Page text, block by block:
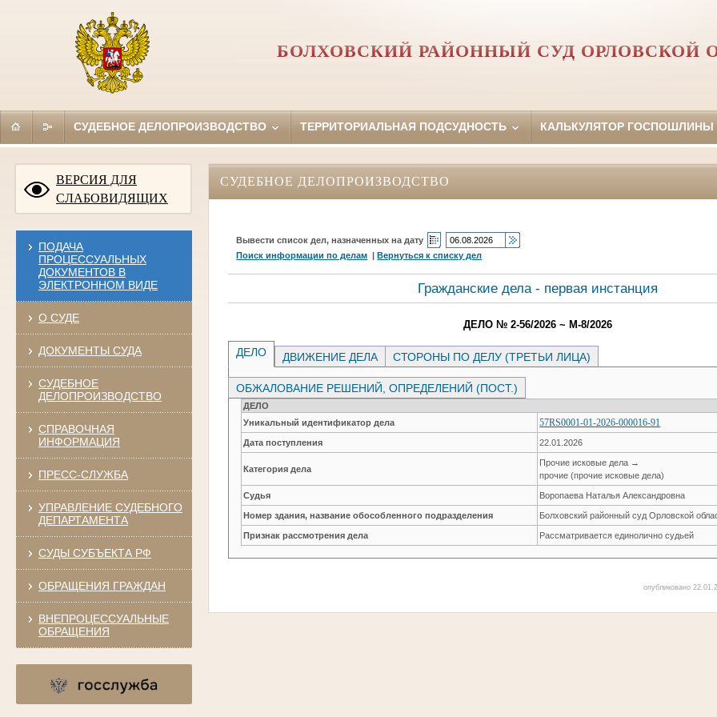
БОЛХОВСКИЙ РАЙОННЫЙ СУД ОРЛОВCКОЙ
СУДЕБНОЕ ДЕЛОПРОИЗВОДСТВО ТЕРРИТОРИАЛЬНАЯ ПОДСУДНОСТЬ КАЛЬКУЛЯТОР ГОСПОШЛИНЫ
ВЕРСИЯ ДЛЯ
СЛАБОВИДЯЩИХ
ПОДАЧА
ПРОЦЕССУАЛЬНЫХ
ДОКУМЕНТОВ В
ЭЛЕКТРОННОМ ВИДЕ
О СУДЕ
ДОКУМЕНТЫ СУДА
СУДЕБНОЕ
ДЕЛОПРОИЗВОДСТВО
СПРАВОЧНАЯ
ИНФОРМАЦИЯ
ПРЕСС-СЛУЖБА
УПРАВЛЕНИЕ СУДЕБНОГО
ДЕПАРТАМЕНТА
СУДЫ СУБЪЕКТА РФ
ОБРАЩЕНИЯ ГРАЖДАН
ВНЕПРОЦЕССУАЛЬНЫЕ
ОБРАЩЕНИЯ
СУДЕБНОЕ ДЕЛОПРОИЗВОДСТВО
Вывести список дел, назначенных на дату
Поиск информации по делам |Вернуться к списку дел
Гражданские дела - первая инстанция
ДЕЛО № 2-56/2026 ~ М-8/2026
ДЕЛО ДВИЖЕНИЕ ДЕЛА СТОРОНЫ ПО ДЕЛУ (ТРЕТЬИ ЛИЦА)
ОБЖАЛОВАНИЕ РЕШЕНИЙ, ОПРЕДЕЛЕНИЙ (ПОСТ.)
ДЕЛО
Уникальный идентификатор дела
57RS0001-01-2026-000016-91
Дата поступления 22.01.2026
Категория дела
Прочие исковые дела →
прочие (прочие исковые дела)
Судья Воропаева Наталья Александровна
Номер здания, название обособленного подразделения Болховский районный суд Орловской
Признак рассмотрения дела Рассматривается единолично судьей
опубликовано